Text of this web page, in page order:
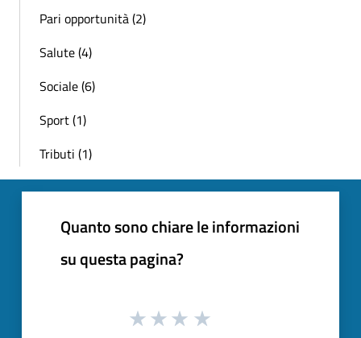
Pari opportunità (2)
Salute (4)
Sociale (6)
Sport (1)
Tributi (1)
Quanto sono chiare le informazioni
su questa pagina?